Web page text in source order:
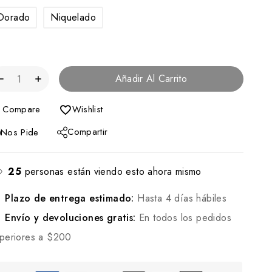
Niquelado
Añadir Al Carrito
Compare
Wishlist
Nos Pide
Compartir
25 personas están viendo esto ahora mismo
Plazo de entrega estimado: Hasta 4 días hábiles
Envío y devoluciones gratis: En todos los pedidos
a $200